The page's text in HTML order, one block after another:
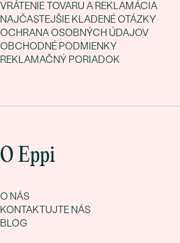
VRÁTENIE TOVARU A REKLAMÁCIA
NAJČASTEJŠIE KLADENÉ OTÁZKY
OCHRANA OSOBNÝCH ÚDAJOV
OBCHODNÉ PODMIENKY
REKLAMAČNÝ PORIADOK
O Eppi
O NÁS
KONTAKTUJTE NÁS
BLOG